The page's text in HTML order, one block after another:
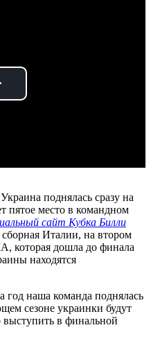
поднялась сразу на
пятое место в командном
сайт Кубка Билли
сборная Италии, на втором
которая дошла до финала
находятся
год наша команда поднялась
сезоне украинки будут
выступить в финальной